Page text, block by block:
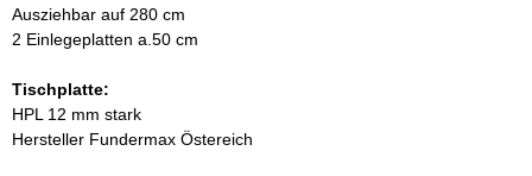
Ausziehbar auf 280 cm
2 Einlegeplatten a.50 cm
Tischplatte:
HPL 12 mm stark
Hersteller Fundermax Östereich